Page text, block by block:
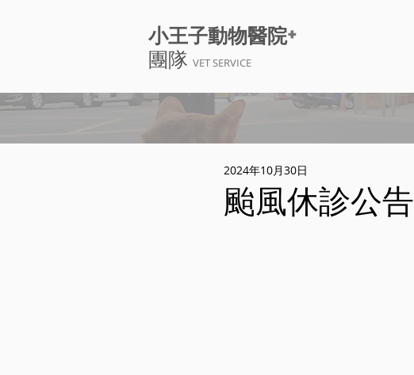
小王子動物醫院+
團隊 VET SERVICE
颱風休診公告
2024年10月30日